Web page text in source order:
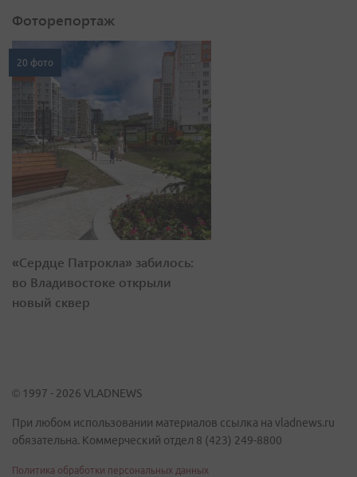
Фоторепортаж
20 фото
«Сердце Патрокла» забилось:
во Владивостоке открыли
новый сквер
© 1997 - 2026 VLADNEWS
При любом использовании материалов ссылка на vladnews.ru
обязательна. Коммерческий отдел 8 (423) 249-8800
Политика обработки персональных данных